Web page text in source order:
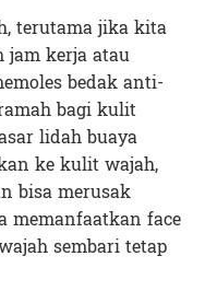
terutama jika kita
jam kerja atau
bedak anti-
bagi kulit
lidah buaya
ke kulit wajah,
bisa merusak
memanfaatkan face
sembari tetap